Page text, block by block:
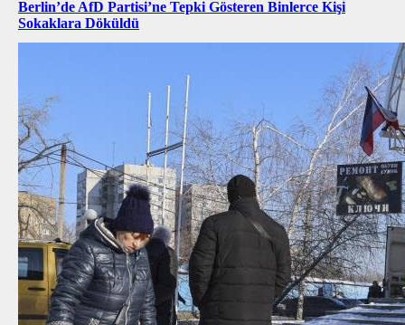
Berlin’de AfD Partisi’ne Tepki Gösteren Binlerce Kişi
Sokaklara Döküldü